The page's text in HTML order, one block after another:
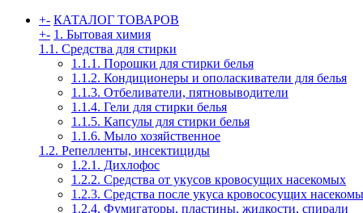
+- КАТАЛОГ ТОВАРОВ
+- 1. Бытовая химия
1.1. Средства для стирки
1.1.1. Порошки для стирки белья
1.1.2. Кондиционеры и ополаскиватели для белья
1.1.3. Отбеливатели, пятновыводители
1.1.4. Гели для стирки белья
1.1.5. Капсулы для стирки белья
1.1.6. Мыло хозяйственное
1.2. Репелленты, инсектициды
1.2.1. Дихлофос
1.2.2. Средства от укусов кровосущих насекомых
1.2.3. Средства после укуса кровососущих
1.2.4. Фумигаторы, пластины, жидкости, спирали